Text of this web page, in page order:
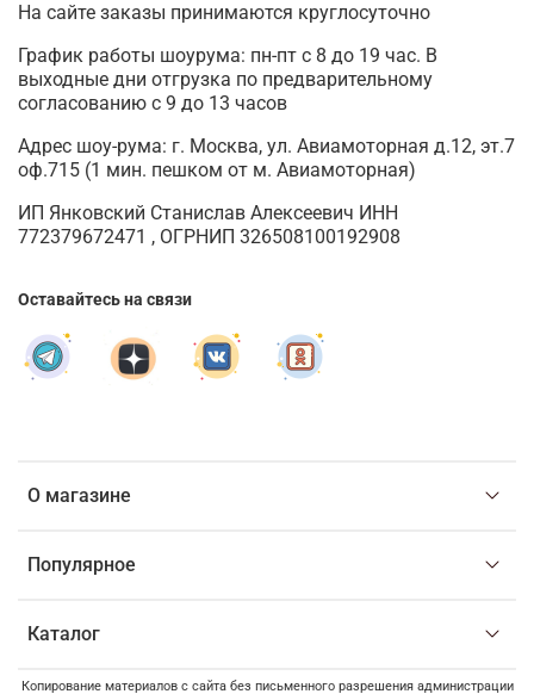
О магазине
Популярное
Каталог
На сайте заказы принимаются круглосуточно
График работы шоурума: пн-пт с 8 до 19 час. В
выходные дни отгрузка по предварительному
согласованию с 9 до 13 часов
Адрес шоу-рума: г. Москва, ул. Авиамоторная д.12, эт.7
оф.715 (1 мин. пешком от м. Авиамоторная)
ИП Янковский Станислав Алексеевич ИНН
772379672471 , ОГРНИП 326508100192908
Оставайтесь на связи
Копирование материалов с сайта без письменного разрешения администрации